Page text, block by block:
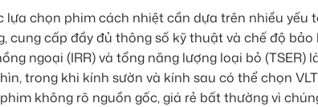
lựa chọn phim cách nhiệt cần dựa trên nhiều yếu
cung cấp đầy đủ thông số kỹ thuật và chế độ bảo
ngoại (IRR) và tổng năng lượng loại bỏ (TSER)
trong khi kính sườn và kính sau có thể chọn
không rõ nguồn gốc, giá rẻ bất thường vì